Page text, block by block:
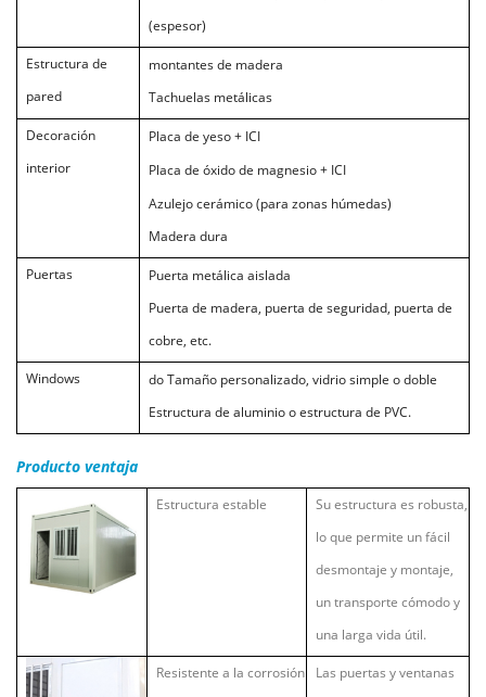
(espesor)
Estructura de
pared
montantes de madera
Tachuelas metálicas
Decoración
interior
Placa de yeso + ICI
Placa de óxido de magnesio + ICI
Azulejo cerámico (para zonas húmedas)
Madera dura
Puertas
Puerta metálica aislada
Puerta de madera, puerta de seguridad, puerta de
cobre, etc.
Windows doTamaño personalizado, vidrio simple o doble
Estructura de aluminio o estructura de PVC.
Producto ventaja
Estructura estable
Su estructura es robusta,
lo que permite un fácil
desmontaje y montaje,
un transporte cómodo y
una larga vida útil.
Resistente a la corrosión
Las puertas y ventanas